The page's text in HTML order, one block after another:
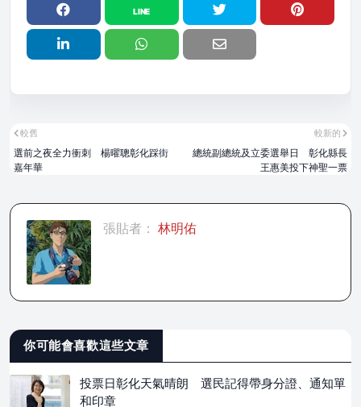
較新的
總統副總統及立委選舉日 彰化縣長
王惠美投下神聖一票
較舊
選前之夜全力衝刺 楊曜聰彰化踩街
嘉年華
張貼者： 林明佑
你可能會喜歡這些文章
投票日彰化天氣晴朗 選民記得帶身分證、通知單
和印章